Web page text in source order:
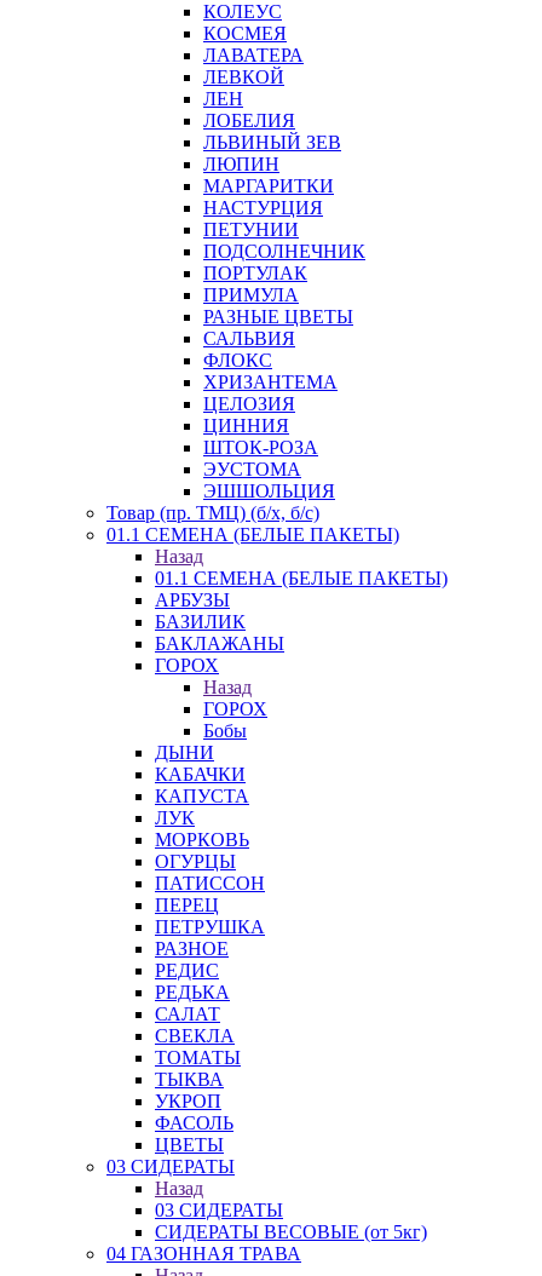
КОЛЕУС
КОСМЕЯ
ЛАВАТЕРА
ЛЕВКОЙ
ЛЕН
ЛОБЕЛИЯ
ЛЬВИНЫЙ ЗЕВ
ЛЮПИН
МАРГАРИТКИ
НАСТУРЦИЯ
ПЕТУНИИ
ПОДСОЛНЕЧНИК
ПОРТУЛАК
ПРИМУЛА
РАЗНЫЕ ЦВЕТЫ
САЛЬВИЯ
ФЛОКС
ХРИЗАНТЕМА
ЦЕЛОЗИЯ
ЦИННИЯ
ШТОК-РОЗА
ЭУСТОМА
ЭШШОЛЬЦИЯ
Товар (пр. ТМЦ) (б/х, б/с)
01.1 СЕМЕНА (БЕЛЫЕ ПАКЕТЫ)
Назад
01.1 СЕМЕНА (БЕЛЫЕ ПАКЕТЫ)
АРБУЗЫ
БАЗИЛИК
БАКЛАЖАНЫ
ГОРОХ
Назад
ГОРОХ
Бобы
ДЫНИ
КАБАЧКИ
КАПУСТА
ЛУК
МОРКОВЬ
ОГУРЦЫ
ПАТИССОН
ПЕРЕЦ
ПЕТРУШКА
РАЗНОЕ
РЕДИС
РЕДЬКА
САЛАТ
СВЕКЛА
ТОМАТЫ
ТЫКВА
УКРОП
ФАСОЛЬ
ЦВЕТЫ
03 СИДЕРАТЫ
Назад
03 СИДЕРАТЫ
СИДЕРАТЫ ВЕСОВЫЕ (от 5кг)
04 ГАЗОННАЯ ТРАВА